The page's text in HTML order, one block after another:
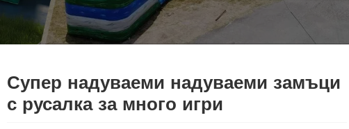
Супер надуваеми надуваеми замъци
с русалка за много игри